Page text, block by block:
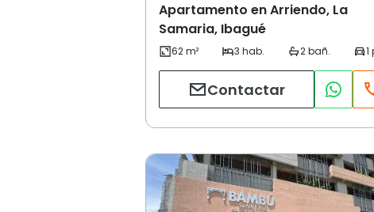
Apartamento en Arriendo, La
Samaria, Ibagué
Contactar